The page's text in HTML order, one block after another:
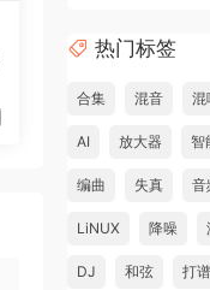
热门标签
合集 混音 混
AI 放大器 智
编曲 失真 音
LiNUX 降噪
DJ 和弦 打谱